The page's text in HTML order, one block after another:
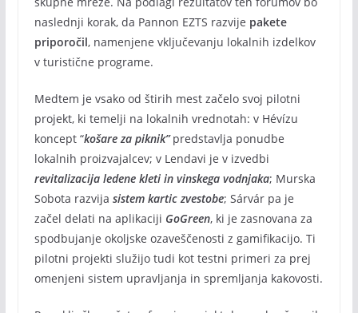
naslednji korak, da Pannon EZTS razvije pakete
priporočil, namenjene vključevanju lokalnih izdelkov
v turistične programe.
Medtem je vsako od štirih mest začelo svoj pilotni
projekt, ki temelji na lokalnih vrednotah: v Hévízu
koncept “košare za piknik”predstavlja ponudbe
lokalnih proizvajalcev; v Lendavi je v izvedbi
revitalizacija ledene kleti in vinskega vodnjaka; Murska
Sobota razvija sistem kartic zvestobe; Sárvár pa je
začel delati na aplikaciji GoGreen, ki je zasnovana za
spodbujanje okoljske ozaveščenosti z gamifikacijo. Ti
pilotni projekti služijo tudi kot testni primeri za prej
omenjeni sistem upravljanja in spremljanja kakovosti.